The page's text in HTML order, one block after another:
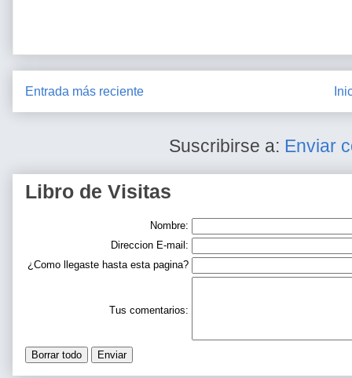
Entrada más reciente
Suscribirse a: Enviar
Libro de Visitas
Nombre:
Direccion E-mail:
¿Como llegaste hasta esta pagina?
Tus comentarios: